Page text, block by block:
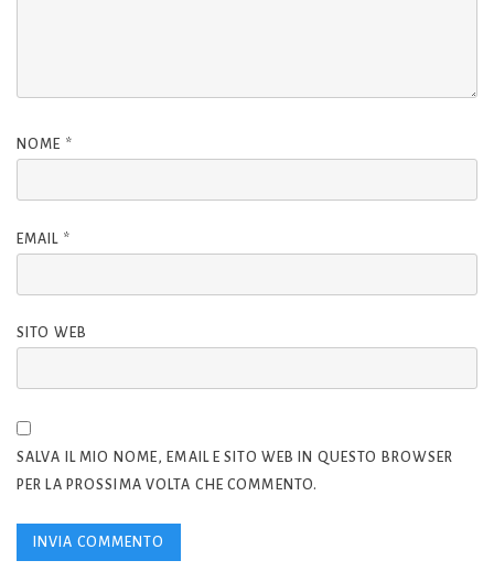
NOME *
EMAIL *
SITO WEB
SALVA IL MIO NOME, EMAIL E SITO WEB IN QUESTO BROWSER
PER LA PROSSIMA VOLTA CHE COMMENTO.